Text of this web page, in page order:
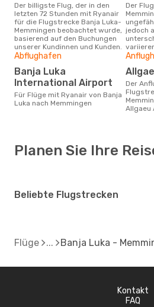
Der billigste Flug, der in den
letzten 72 Stunden mit Ryanair
für die Flugstrecke Banja Luka-
Memmingen beobachtet wurde,
basierend auf den Buchungen
unserer Kundinnen und Kunden.
Der Flug von Banja Luka nach
jedoch
Abflughafen
Banja Luka
International Airport
Für Flüge mit Ryanair von Banja
Luka nach Memmingen
Der Anflughafen für die
Allgaeu
Planen Sie Ihre
Beliebte Flugstrecken
Flüge Banja Luka -
Kontakt
FAQ